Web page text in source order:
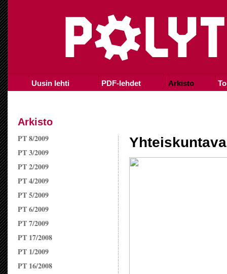
Uusin lehti PDF-lehdet Arkisto
Arkisto
PT 8/2009
PT 3/2009
PT 2/2009
PT 4/2009
PT 5/2009
PT 6/2009
PT 7/2009
PT 17/2008
PT 1/2009
PT 16/2008